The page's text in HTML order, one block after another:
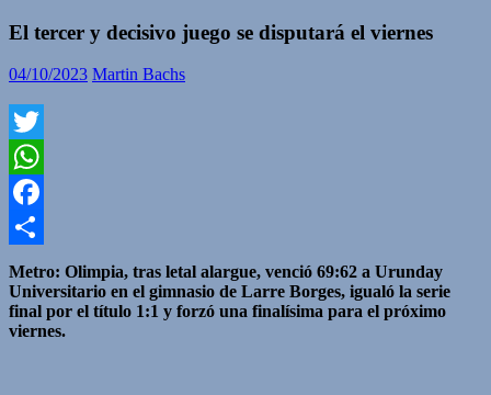
El tercer y decisivo juego se disputará el viernes
04/10/2023 Martin Bachs
Twitter
WhatsApp
Facebook
Compartir
Metro: Olimpia, tras letal alargue, venció 69:62 a Urunday
Universitario en el gimnasio de Larre Borges, igualó la serie
final por el título 1:1 y forzó una finalísima para el próximo
viernes.